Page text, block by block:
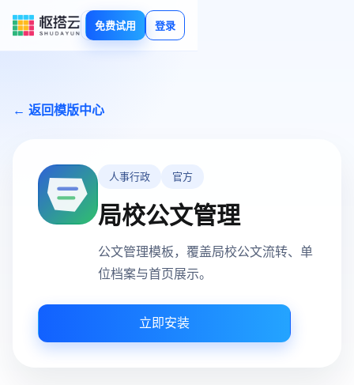
免费试用 登录
← 返回模版中心
人事行政 官方
局校公文管理
公文管理模板，覆盖局校公文流转、单
位档案与首页展示。
立即安装